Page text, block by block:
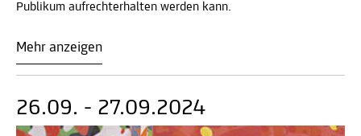
Publikum aufrechterhalten werden kann.
Mehr anzeigen
26.09. - 27.09.2024